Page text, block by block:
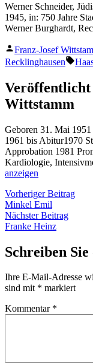
Werner Schneider,
1945, in: 750 Jahre
Werner Burghardt,
Veröffentlicht
von
Franz-Josef
Recklinghausen
Veröffentlicht
Wittstamm
Geboren 31. Mai
1961 bis Abitur1970
Approbation 1981
Kardiologie,
anzeigen
Vorheriger Beitrag
Minkel Emil
Nächster Beitrag
Franke Heinz
Schreiben
Ihre E-Mail-Adresse
sind mit * markiert
Kommentar *